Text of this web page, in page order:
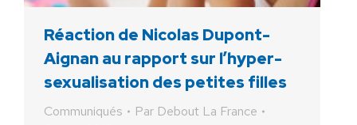
Réaction de Nicolas Dupont-
Aignan au rapport sur l’hyper-
sexualisation des petites filles
Communiqués Par Debout La France